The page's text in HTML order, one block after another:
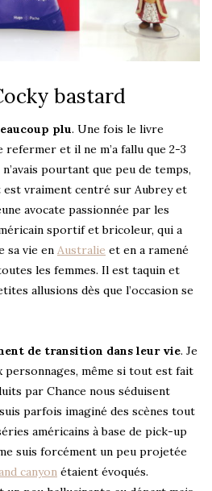
bastard
plu. Une fois le livre
et il ne m’a fallu que 2-3
pourtant que peu de temps,
est vraiment centré sur Aubrey et
avocate passionnée par les
sportif et bricoleur, qui a
sa vie en Australie et en a ramené
les femmes. Il est taquin et
allusions dès que l’occasion se
de transition dans leur vie. Je
personnages, même si tout est fait
par Chance nous séduisent
parfois imaginé des scènes tout
américains à base de pick-up
suis forcément un peu projetée
canyon étaient évoqués.